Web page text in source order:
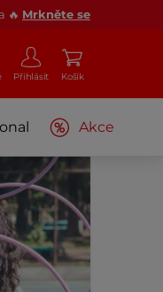
🔥 Mrkněte se
Přihlásit Košík
Akce